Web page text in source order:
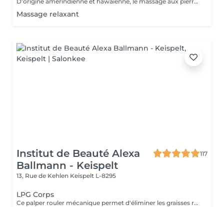
Massage relaxant
Institut de Beauté Alexa
Ballmann - Keispelt
117
13, Rue de Kehlen Keispelt L-8295
LPG Corps
Ce palper rouler mécanique permet d'éliminer les graisses résistantes à l'exercice physique et aux régimes grâce à la technologie Lipomassage. En bref il permet de : DESTOCKER, RAFFERMIR, RESCULPTER, LISSER